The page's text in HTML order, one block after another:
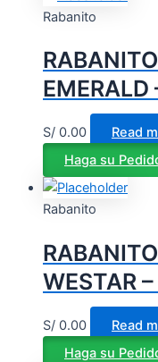
Rabanito
EMERALD
S/ 0.00
Read
Haga su
Rabanito
WESTAR
S/ 0.00
Read
Haga su